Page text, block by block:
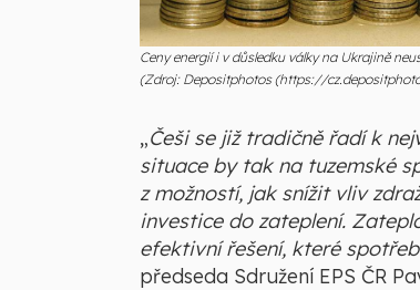
Ceny energií i v důsledku války na Ukrajině
(Zdroj: Depositphotos (https://
„Češi se již tradičně řadí k
situace by tak na tuzemské
z možností, jak snížit vliv
investice do zateplení.
efektivní řešení, které
předseda Sdružení EPS ČR